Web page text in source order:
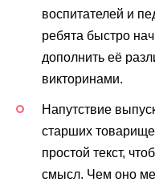
воспитателей и
ребята быстро
дополнить её
викторинами.
Напутствие
старших
простой текст,
смысл. Чем оно